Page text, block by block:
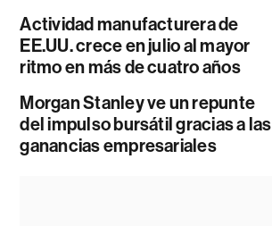
Actividad manufacturera de
EE.UU. crece en julio al mayor
ritmo en más de cuatro años
Morgan Stanley ve un repunte
del impulso bursátil gracias a las
ganancias empresariales